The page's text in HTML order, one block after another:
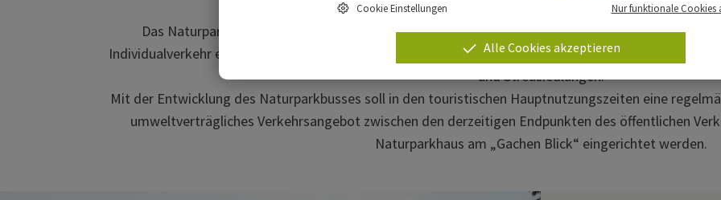
Das Naturparkhaus Kaunergrat am „Gachen Blick“ hat sich zu einem gut besuchten
Individualverkehr erreichbar ist. Im Bereich der drei Zufahrten und Gemeinden liegen etliche nicht
und Streusiedlungen.
Mit der Entwicklung des Naturparkbusses soll in den touristischen Hauptnutzungszeiten eine
umweltverträgliches Verkehrsangebot zwischen den derzeitigen Endpunkten des öffentlichen
Naturparkhaus am „Gachen Blick“ eingerichtet werden.
Cookie Einstellungen
Nur funktionale Cookies
Alle Cookies akzeptieren